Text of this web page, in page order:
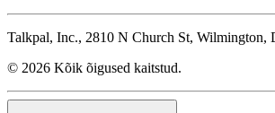
Talkpal, Inc., 2810 N Church St, Wilmington,
© 2026 Kõik õigused kaitstud.